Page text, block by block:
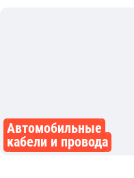
Автомобильные
кабели и провода